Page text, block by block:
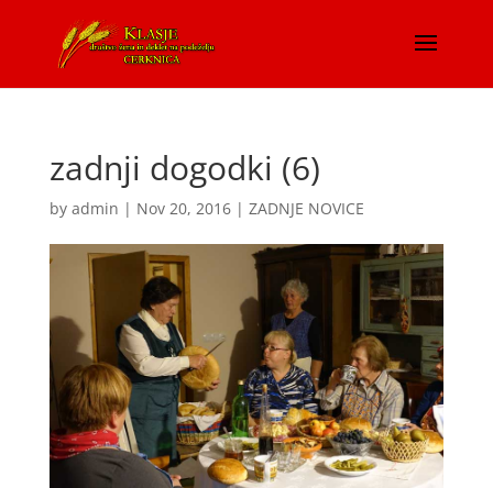
zadnji dogodki (6)
by admin | Nov 20, 2016| ZADNJE NOVICE